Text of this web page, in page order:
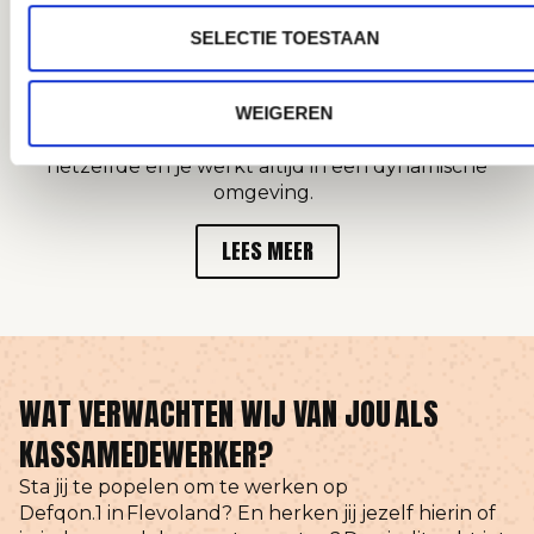
SELECTIE TOESTAAN
WEIGEREN
snel een kijkje in de handige Easzy app.
Geen eigen vervoer? Laat het weten,
meerijden met collega’s.
werk je samen met een gezellig team op
de leukste festivals en evenementen. Geen dag is
hetzelfde en je werkt altijd in een dynamische
omgeving.
LEES MEER
WAT VERWACHTEN WIJ VAN JOU ALS
KASSAMEDEWERKER?
Sta jij te popelen om te werken op
Defqon.1 in Flevoland? En herken jij jezelf hierin of